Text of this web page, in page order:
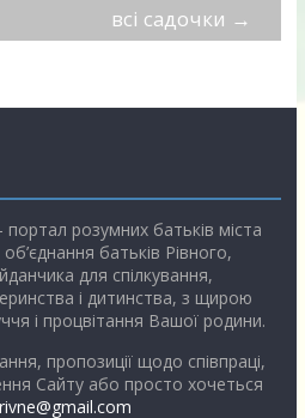
всі садочки →
розумних батьків міста
батьків Рівного,
для спілкування,
і дитинства, з щирою
і процвітання Вашої родини.
пропозиції щодо співпраці,
Сайту або просто хочеться